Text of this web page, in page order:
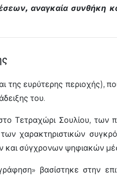
αναγκαία συνθήκη
ευρύτερης περιοχής),
του.
Τετραχώρι Σουλίου, των
χαρακτηριστικών
και σύγχρονων ψηφιακών
βασίστηκε στην